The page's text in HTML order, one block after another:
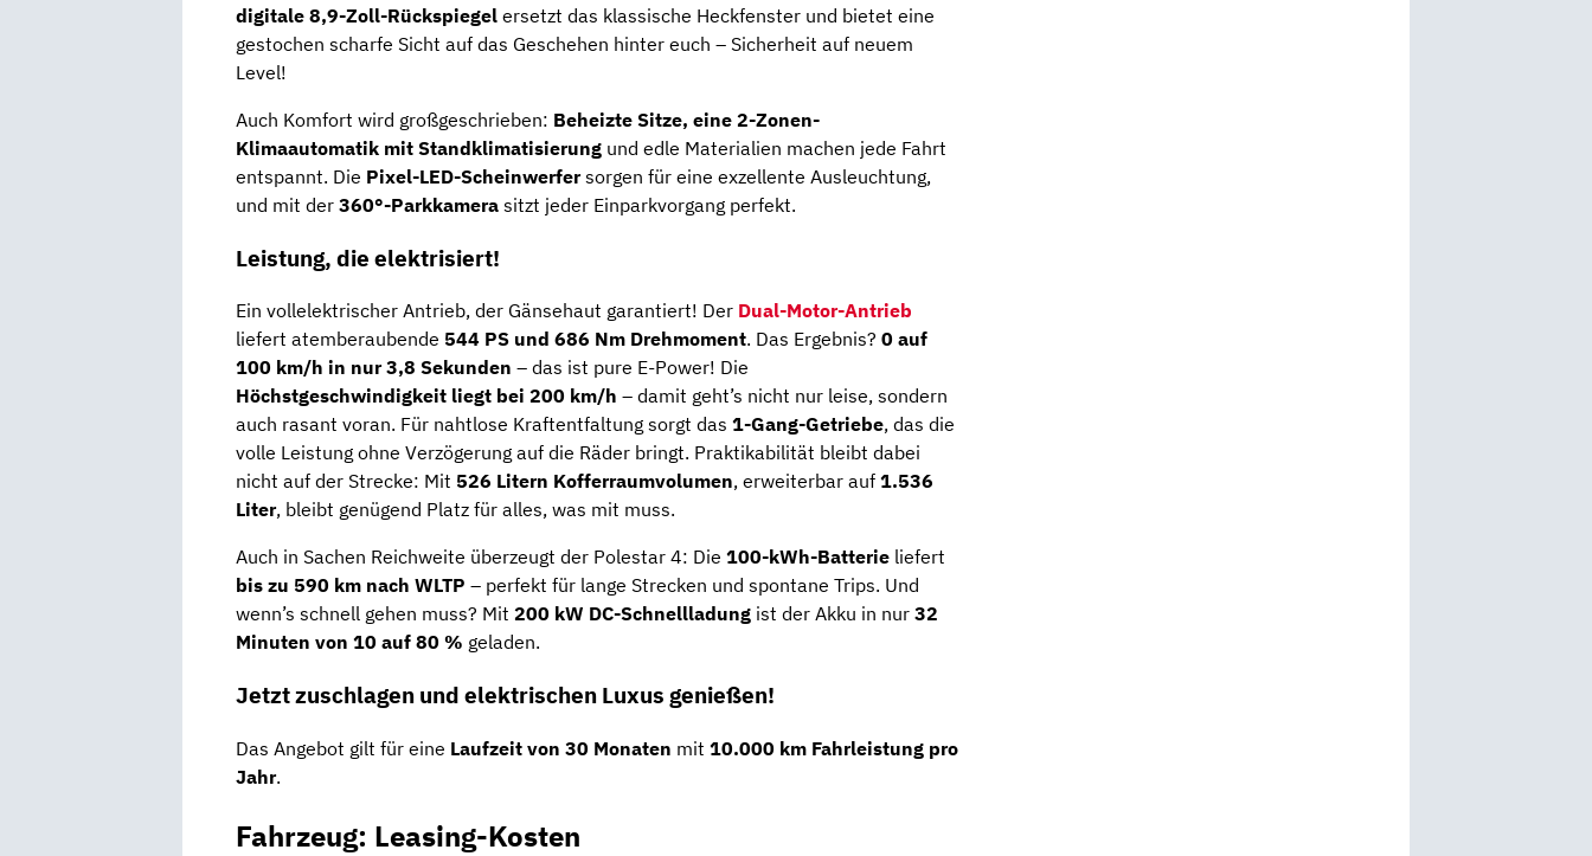
digitale 8,9-Zoll-Rückspiegel ersetzt das klassische Heckfenster und bietet eine
gestochen scharfe Sicht auf das Geschehen hinter euch – Sicherheit auf neuem
Level!
Auch Komfort wird großgeschrieben: Beheizte Sitze, eine 2-Zonen-
Klimaautomatik mit Standklimatisierung und edle Materialien machen jede Fahrt
entspannt. Die Pixel-LED-Scheinwerfersorgen für eine exzellente Ausleuchtung,
und mit der 360°-Parkkamera sitzt jeder Einparkvorgang perfekt.
Leistung, die elektrisiert!
Ein vollelektrischer Antrieb, der Gänsehaut garantiert! Der Dual-Motor-Antrieb
liefert atemberaubende 544 PS und 686 Nm Drehmoment. Das Ergebnis? 0 auf
100 km/h in nur 3,8 Sekunden – das ist pure E-Power! Die
Höchstgeschwindigkeit liegt bei 200 km/h – damit geht’s nicht nur leise, sondern
auch rasant voran. Für nahtlose Kraftentfaltung sorgt das 1-Gang-Getriebe, das die
volle Leistung ohne Verzögerung auf die Räder bringt. Praktikabilität bleibt dabei
nicht auf der Strecke: Mit 526 Litern Kofferraumvolumen, erweiterbar auf 1.536
Liter, bleibt genügend Platz für alles, was mit muss.
Auch in Sachen Reichweite überzeugt der Polestar 4: Die 100-kWh-Batterie liefert
bis zu 590 km nach WLTP – perfekt für lange Strecken und spontane Trips. Und
wenn’s schnell gehen muss? Mit 200 kW DC-Schnellladung ist der Akku in nur 32
Minuten von 10 auf 80 % geladen.
Jetzt zuschlagen und elektrischen Luxus genießen!
Das Angebot gilt für eine Laufzeit von 30 Monaten mit 10.000 km Fahrleistung pro
Jahr.
Fahrzeug: Leasing-Kosten